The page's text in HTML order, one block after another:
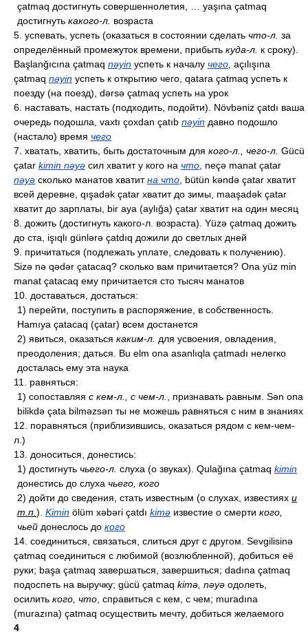
çatmaq достигнуть совершеннолетия, … yaşına çatmaq
достигнуть какого-л. возраста
5. успевать, успеть (оказаться в состоянии сделать что-л. за
определённый промежуток времени, прибыть куда-л. к сроку).
Başlanğıcına çatmaq nəyin успеть к началу чего , açılışına
çatmaq nəyin успеть к открытию чего, qatara çatmaq успеть к
поезду (на поезд), dərsə çatmaq успеть на урок
6. наставать, настать (подходить, подойти). Növbəniz çatdı ваша
очередь подошла, vaxtı çoxdan çatıb nəyin давно подошло
(настало) время чего
7. хватать, хватить, быть достаточным для кого-л., чего-л. Gücü
çatar kimin nəyə сил хватит у кого на что , neçə manat çatar
nəyə сколько манатов хватитна что , bütün kəndə çatar хватит
всей деревне, qışadək çatar хватит до зимы, maaşadək çatar
хватит до зарплаты, bir aya (aylığa) çatar хватит на один месяц
8. дожить (достигнуть какого-л. возраста). Yüzə çatmaq дожить
до ста, işıqlı günlərə çatdıq дожили до светлых дней
9. причитаться (подлежать уплате, следовать к получению).
Sizə nə qədər çatacaq? сколько вам причитается? Ona yüz min
manat çatacaq ему причитается сто тысяч манатов
10. доставаться, достаться:
1) перейти, поступить в распоряжение, в собственность.
Hamıya çatacaq (çatar) всем достанется
2) явиться, оказаться каким-л. для усвоения, овладения,
преодоления; даться. Bu elm ona asanlıqla çatmadı нелегко
досталась ему эта наука
11. равняться:
1) сопоставляя с кем-л., с чем-л.
, признавать равным. Sən ona
bilikdə çata bilməzsən ты не можешь равняться с ним в знаниях
12. поравняться (приблизившись, оказаться рядом с кем-чем-
л.)
13. доноситься, донестись:
1) достигнуть чьего-л. слуха (о звуках). Qulağına çatmaq kimin
донестись до слуха чьего, кого
2) дойти до сведения, стать известным (о слухах, известиях и
т.п. ). Kimin ölüm xəbəri çatdı kimə известие о смерти кого,
чьей донеслось до кого
14. соединиться, связаться, слиться друг с другом. Sevgilisinə
çatmaq соединиться с любимой (возлюбленной), добиться её
руки; başa çatmaq завершаться, завершиться; dadına çatmaq
подоспеть на выручку; gücü çatmaq kimə, nəyə одолеть,
осилить кого, что , справиться с кем, с чем; muradına
(murazına) çatmaq осуществить мечту, добиться желаемого
4